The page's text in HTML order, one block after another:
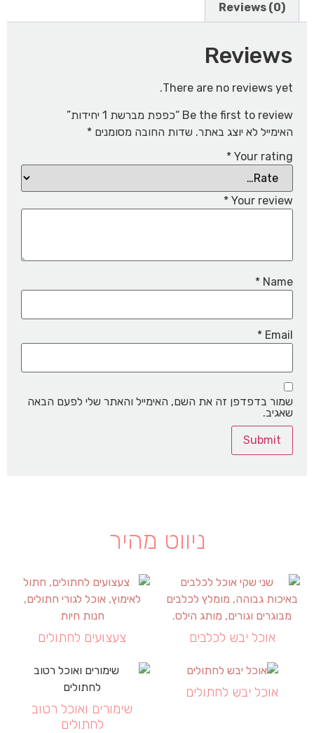
Reviews (0)
Reviews
There are no reviews yet.
Be the first to review “כפפת מברשת 1 יחידות”
האימייל לא יוצג באתר. שדות החובה מסומנים *
Your rating
*
Your review
*
Name
*
Email
*
שמור בדפדפן זה את השם, האימייל והאתר שלי לפעם הבאה
שאגיב.
ניווט מהיר
אוכל יבש לכלבים צעצועים לחתולים
אוכל יבש לחתולים
שימורים ואוכל רטוב
לחתולים